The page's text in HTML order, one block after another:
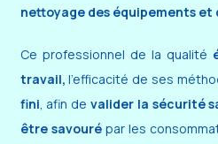
nettoyage des équipements et
Ce professionnel de la qualité
travail, l’efficacité de ses
fini, afin de valider la sécurité
être savourépar les